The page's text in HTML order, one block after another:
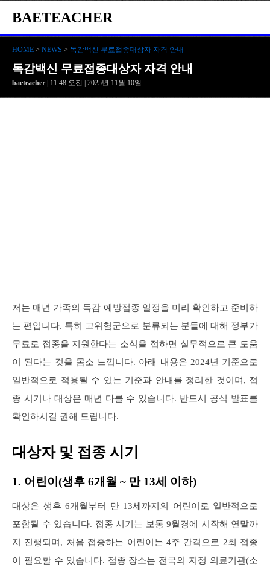
BAETEACHER
HOME > NEWS > 독감백신 무료접종대상자 자격 안내
독감백신 무료접종대상자 자격 안내
baeteacher | 11:48 오전 | 2025년 11월 10일
저는 매년 가족의 독감 예방접종 일정을 미리 확인하고 준비하
는 편입니다. 특히 고위험군으로 분류되는 분들에 대해 정부가
무료로 접종을 지원한다는 소식을 접하면 실무적으로 큰 도움
이 된다는 것을 몸소 느낍니다. 아래 내용은 2024년 기준으로
일반적으로 적용될 수 있는 기준과 안내를 정리한 것이며, 접
종 시기나 대상은 매년 다를 수 있습니다. 반드시 공식 발표를
확인하시길 권해 드립니다.
대상자 및 접종 시기
1. 어린이(생후 6개월 ~ 만 13세 이하)
대상은 생후 6개월부터 만 13세까지의 어린이로 일반적으로
포함될 수 있습니다. 접종 시기는 보통 9월경에 시작해 연말까
지 진행되며, 처음 접종하는 어린이는 4주 간격으로 2회 접종
이 필요할 수 있습니다. 접종 장소는 전국의 지정 의료기관(소